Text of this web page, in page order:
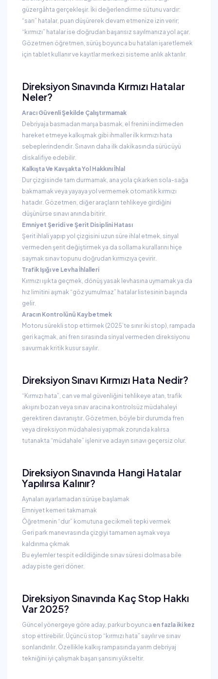
güzergâhta gerçekleşir. İki değerlendirme sütunu vardır:
“sarı” hatalar, puan düşürerek devam etmenize izin verir;
“kırmızı” hatalar ise doğrudan başarısız sayılmanıza yol açar.
Gözetmen öğretmen, sürüş boyunca bu hataları işaretlemek
için tablet kullanır ve kayıtlar merkezi sisteme anlık aktarılır.
Direksiyon Sınavında Kırmızı Hatalar
Neler?
Aracı Güvenli Şekilde Çalıştırmamak
Debriyaja basmadan marşa basmak, el frenini indirmeden
hareket etmeye kalkışmak gibi ihmaller ilk kırmızı hata
sebeplerindendir. Sınavın daha ilk dakikasında sürücüyü
diskalifiye edebilir.
Kalkışta Ve Kavşakta Yol Hakkını İhlal
Dur çizgisinde tam durmamak, ana yola çıkarken sola-sağa
bakmamak veya yayaya yol vermemek otomatik kırmızı
hatadır. Gözetmen, diğer araçların tehlikeye girdiğini
düşünürse sınavı anında bitirir.
Emniyet Şeridi ve Şerit Disiplini Hatası
Şerit ihlali yapıp yol çizgisini uzun süre ihlal etmek, sinyal
vermeden şerit değiştirmek ya da sollama kurallarını hiçe
saymak sınav topunu doğrudan kırmızıya çevirir.
Trafik Işığı ve Levha İhlalleri
Kırmızı ışıkta geçmek, dönüş yasak levhasına uymamak ya da
hız limitini aşmak “göz yumulmaz” hatalar listesinin başında
gelir.
Aracın Kontrolünü Kaybetmek
Motoru sürekli stop ettirmek (2025’te sınır iki stop), rampada
geri kaçmak, ani fren sırasında sinyal vermeden direksiyonu
savurmak kritik kusur sayılır.
Direksiyon Sınavı Kırmızı Hata Nedir?
“Kırmızı hata”, can ve mal güvenliğini tehlikeye atan, trafik
akışını bozan veya sınav aracına kontrolsüz müdahaleyi
gerektiren davranıştır. Gözetmen, böyle bir durumda fren
veya direksiyon müdahalesi yapmak zorunda kalırsa
tutanakta “müdahale” işlenir ve adayın sınavı geçersiz olur.
Direksiyon Sınavında Hangi Hatalar
Yapılırsa Kalınır?
Aynaları ayarlamadan sürüşe başlamak
Emniyet kemeri takmamak
Öğretmenin “dur” komutuna gecikmeli tepki vermek
Geri park manevrasında çizgiyi tamamen aşmak veya
kaldırıma çıkmak
Bu eylemler tespit edildiğinde sınav süresi dolmasa bile
aday piste geri döner.
Direksiyon Sınavında Kaç Stop Hakkı
Var 2025?
Güncel yönergeye göre aday, parkur boyunca en fazla iki kez
stop ettirebilir. Üçüncü stop “kırmızı hata” sayılır ve sınav
sonlandırılır. Özellikle kalkış rampasında yarım debriyaj
tekniğini iyi çalışmak başarı şansını yükseltir.